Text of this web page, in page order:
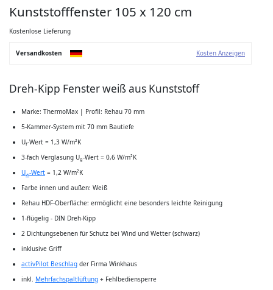
Anfang
Bildgalerie
Kunststofffenster 105 x 120 cm
Kostenlose Lieferung
Versandkosten Kosten Anzeigen
Dreh-Kipp Fenster weiß aus Kunststoff
Marke: ThermoMax | Profil: Rehau 70 mm
5-Kammer-System mit 70 mm Bautiefe
Uf-Wert = 1,3 W/m²K
3-fach Verglasung Ug-Wert = 0,6 W/m²K
Uw-Wert = 1,2 W/m²K
Farbe innen und außen: Weiß
Rehau HDF-Oberfläche: ermöglicht eine besonders leichte Reinigung
1-flügelig - DIN Dreh-Kipp
2 Dichtungsebenen für Schutz bei Wind und Wetter (schwarz)
inklusive Griff
activPilot Beschlag der Firma Winkhaus
inkl. Mehrfachspaltlüftung + Fehlbediensperre